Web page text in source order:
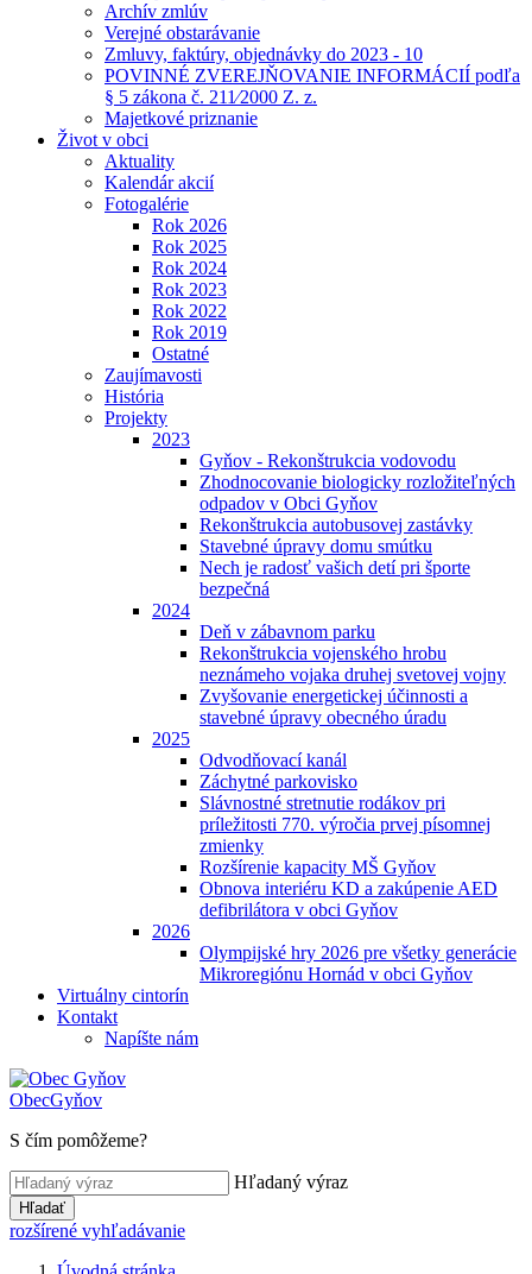
Archív zmlúv
Verejné obstarávanie
Zmluvy, faktúry, objednávky do 2023 - 10
POVINNÉ ZVEREJŇOVANIE INFORMÁCIÍ podľa
§ 5 zákona č. 211⁄2000 Z. z.
Majetkové priznanie
Život v obci
Aktuality
Kalendár akcií
Fotogalérie
Rok 2026
Rok 2025
Rok 2024
Rok 2023
Rok 2022
Rok 2019
Ostatné
Zaujímavosti
História
Projekty
2023
Gyňov - Rekonštrukcia vodovodu
Zhodnocovanie biologicky rozložiteľných
odpadov v Obci Gyňov
Rekonštrukcia autobusovej zastávky
Stavebné úpravy domu smútku
Nech je radosť vašich detí pri športe
bezpečná
2024
Deň v zábavnom parku
Rekonštrukcia vojenského hrobu
neznámeho vojaka druhej svetovej vojny
Zvyšovanie energetickej účinnosti a
stavebné úpravy obecného úradu
2025
Odvodňovací kanál
Záchytné parkovisko
Slávnostné stretnutie rodákov pri
príležitosti 770. výročia prvej písomnej
zmienky
Rozšírenie kapacity MŠ Gyňov
Obnova interiéru KD a zakúpenie AED
defibrilátora v obci Gyňov
2026
Olympijské hry 2026 pre všetky generácie
Mikroregiónu Hornád v obci Gyňov
Virtuálny cintorín
Kontakt
Napíšte nám
ObecGyňov
S čím pomôžeme?
Hľadaný výraz
Hľadať
rozšírené vyhľadávanie